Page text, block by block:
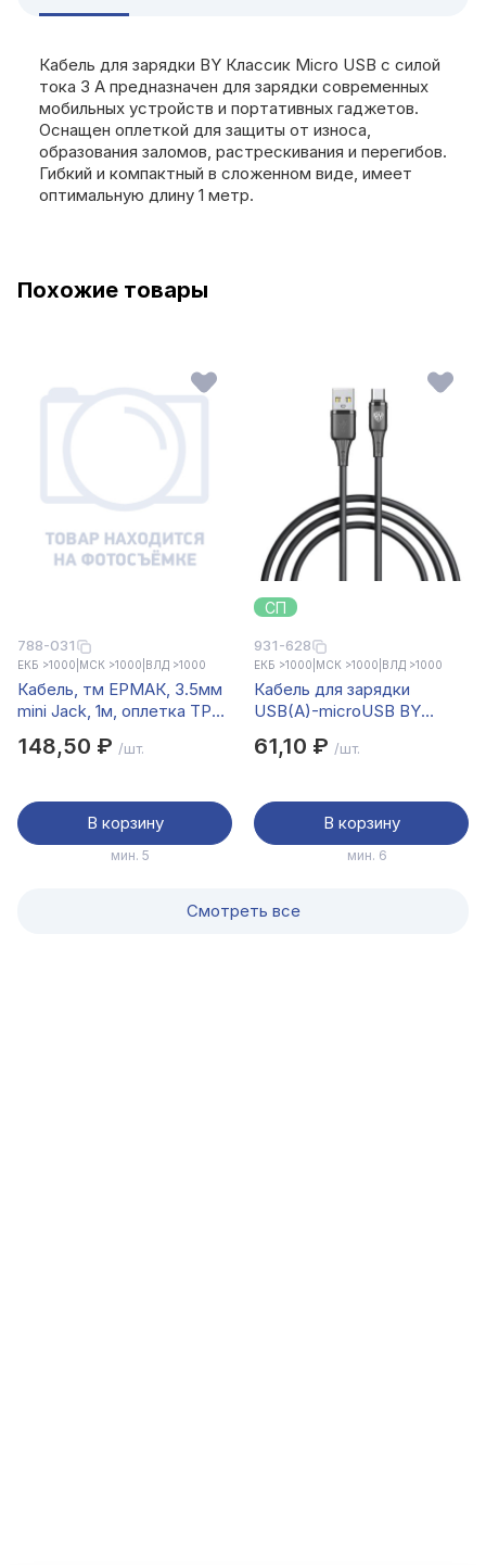
Кабель для зарядки BY Классик Micro USB с силой
тока 3 А предназначен для зарядки современных
мобильных устройств и портативных гаджетов.
Оснащен оплеткой для защиты от износа,
образования заломов, растрескивания и перегибов.
Гибкий и компактный в сложенном виде, имеет
оптимальную длину 1 метр.
Похожие товары
788-031
ЕКБ >1000 МСК >1000 ВЛД >1000
Кабель, тм ЕРМАК, 3.5мм
mini Jack, 1м, оплетка TPE,
пластик
148,50 ₽ /шт.
В корзину
мин. 5
СП
931-628
ЕКБ >1000 МСК >1000 ВЛД >1000
Кабель для зарядки
USB(A)-microUSB BY
силикон, чёрный
61,10 ₽ /шт.
В корзину
мин. 6
Смотреть все